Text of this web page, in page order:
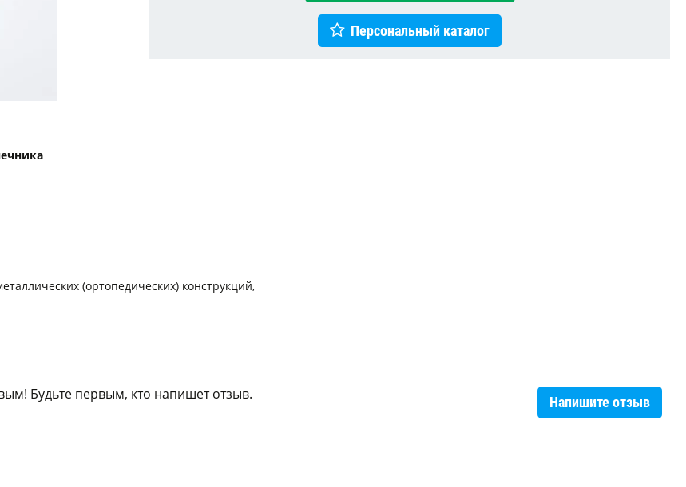
Персональный каталог
(ортопедических) конструкций,
Напишите отзыв
Будьте первым, кто напишет отзыв.